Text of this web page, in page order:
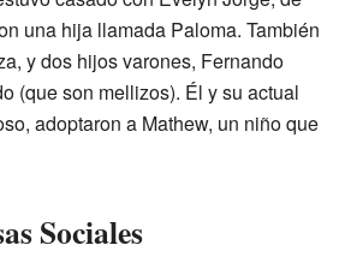
una hija llamada Paloma. También
y dos hijos varones, Fernando
(que son mellizos). Él y su actual
adoptaron a Mathew, un niño que
Sociales